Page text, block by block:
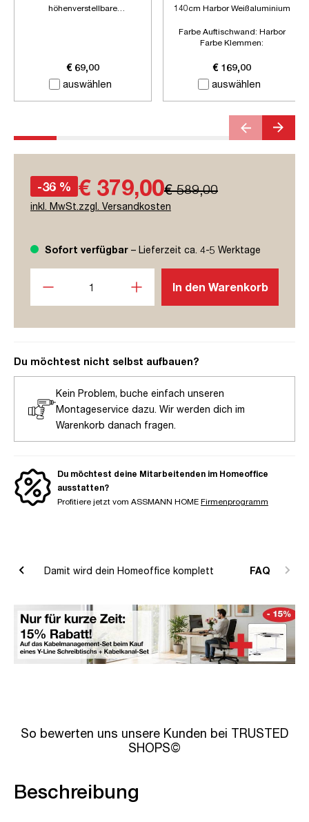
auswählen
höhenverstellbare
€ 69,00
auswählen
140cm Harbor Weißaluminium
Farbe Auftischwand: Harbor
Farbe Klemmen:
Länge:1400mm
€ 169,00
-36 % € 379,00€ 589,00
inkl. MwSt.zzgl. Versandkosten
Sofort verfügbar – Lieferzeit ca. 4-5 Werktage
In den Warenkorb
Du möchtest nicht selbst aufbauen?
Kein Problem, buche einfach unseren
Montageservice dazu. Wir werden dich im
Warenkorb danach fragen.
Du möchtest deine Mitarbeitenden im Homeoffice
ausstatten?
Profitiere jetzt vom ASSMANN HOME Firmenprogramm
Damit wird dein Homeoffice komplett FAQ
So bewerten uns unsere Kunden bei TRUSTED
SHOPS©
Beschreibung